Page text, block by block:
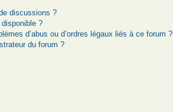
discussions ?
?
d’abus ou d’ordres légaux liés à ce forum ?
du forum ?